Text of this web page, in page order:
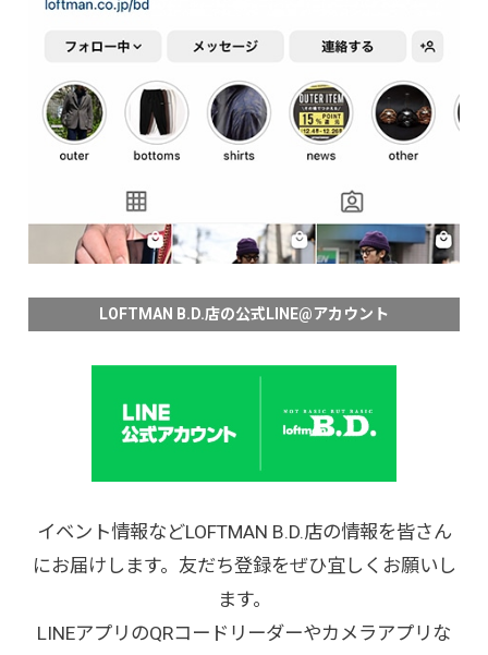
LOFTMAN B.D.店の公式LINE@アカウント
イベント情報などLOFTMAN B.D.店の情報を皆さん
にお届けします。友だち登録をぜひ宜しくお願いし
ます。
LINEアプリのQRコードリーダーやカメラアプリな